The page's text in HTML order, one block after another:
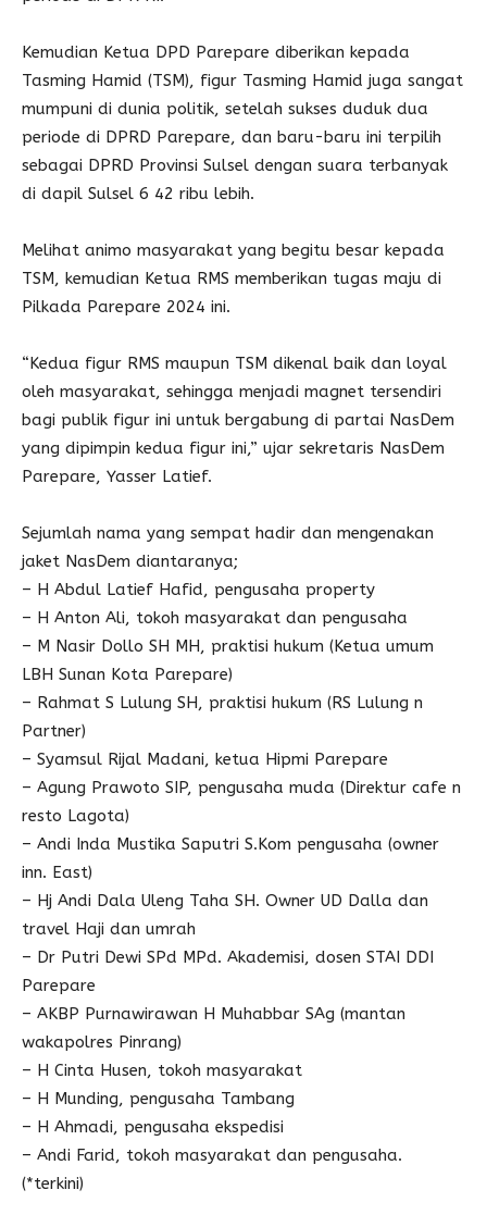
Kemudian Ketua DPD Parepare diberikan kepada
Tasming Hamid (TSM), figur Tasming Hamid juga sangat
mumpuni di dunia politik, setelah sukses duduk dua
periode di DPRD Parepare, dan baru-baru ini terpilih
sebagai DPRD Provinsi Sulsel dengan suara terbanyak
di dapil Sulsel 6 42 ribu lebih.
Melihat animo masyarakat yang begitu besar kepada
TSM, kemudian Ketua RMS memberikan tugas maju di
Pilkada Parepare 2024 ini.
“Kedua figur RMS maupun TSM dikenal baik dan loyal
oleh masyarakat, sehingga menjadi magnet tersendiri
bagi publik figur ini untuk bergabung di partai NasDem
yang dipimpin kedua figur ini,” ujar sekretaris NasDem
Parepare, Yasser Latief.
Sejumlah nama yang sempat hadir dan mengenakan
jaket NasDem diantaranya;
– H Abdul Latief Hafid, pengusaha property
– H Anton Ali, tokoh masyarakat dan pengusaha
– M Nasir Dollo SH MH, praktisi hukum (Ketua umum
LBH Sunan Kota Parepare)
– Rahmat S Lulung SH, praktisi hukum (RS Lulung n
Partner)
– Syamsul Rijal Madani, ketua Hipmi Parepare
– Agung Prawoto SIP, pengusaha muda (Direktur cafe n
resto Lagota)
– Andi Inda Mustika Saputri S.Kom pengusaha (owner
inn. East)
– Hj Andi Dala Uleng Taha SH. Owner UD Dalla dan
travel Haji dan umrah
– Dr Putri Dewi SPd MPd. Akademisi, dosen STAI DDI
Parepare
– AKBP Purnawirawan H Muhabbar SAg (mantan
wakapolres Pinrang)
– H Cinta Husen, tokoh masyarakat
– H Munding, pengusaha Tambang
– H Ahmadi, pengusaha ekspedisi
– Andi Farid, tokoh masyarakat dan pengusaha.
(*terkini)